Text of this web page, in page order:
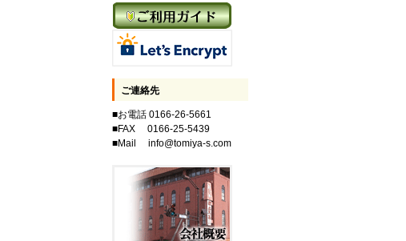
ご連絡先
■お電話 0166-26-5661
■FAX 0166-25-5439
■Mail info@tomiya-s.com